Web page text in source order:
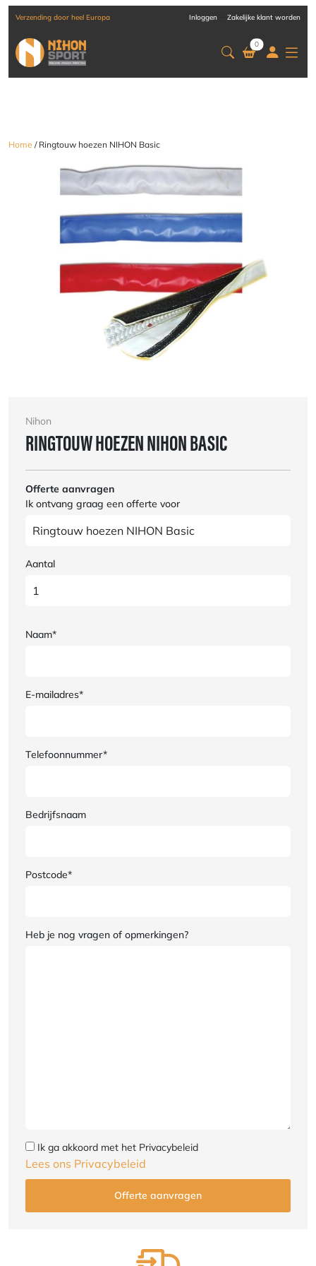
Verzending door heel Europa Inloggen Zakelijke klant worden
0
Home / Ringtouw hoezen NIHON Basic
Nihon
RINGTOUW HOEZEN NIHON BASIC
Offerte aanvragen
Ik ontvang graag een offerte voor
Aantal
Naam*
E-mailadres*
Telefoonnummer*
Bedrijfsnaam
Postcode*
Heb je nog vragen of opmerkingen?
Ik ga akkoord met het Privacybeleid
Lees ons Privacybeleid